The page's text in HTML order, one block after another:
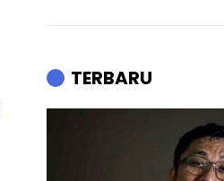
TERBARU